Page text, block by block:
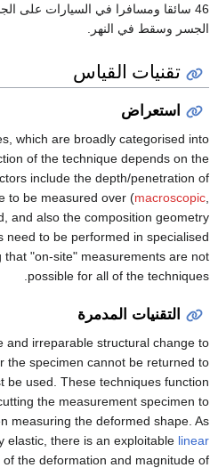
46 سائقا ومسافرا في السيارات على
الجسر وسقط في النهر.
تقنيات القياس
استعراض
which are broadly categorised into
of the technique depends on the
include the depth/penetration of
to be measured over (macroscopic,
and also the composition geometry
need to be performed in specialised
that "on-site" measurements are not
possible for all of the techniques.
التقنيات المدمرة
and irreparable structural change to
the specimen cannot be returned to
be used. These techniques function
the measurement specimen to
measuring the deformed shape. As
elastic, there is an exploitable linear
the deformation and magnitude of